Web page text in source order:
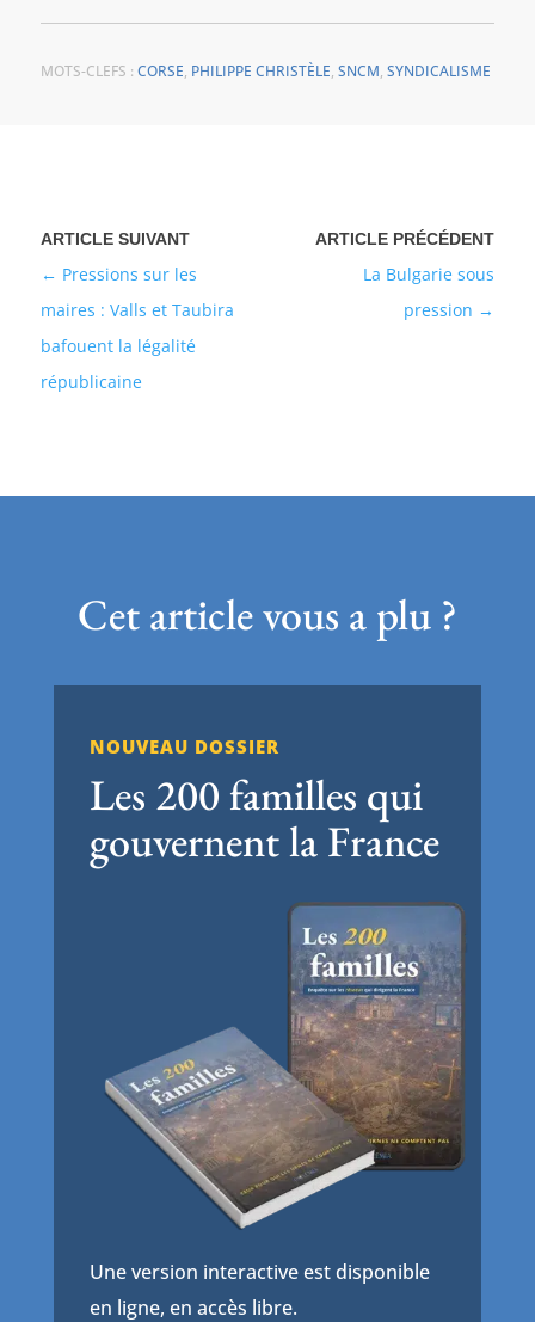
MOTS-CLEFS : CORSE, PHILIPPE CHRISTÈLE, SNCM, SYNDICALISME
La Bulgarie sous
pression
Pressions sur les
maires : Valls et Taubira
bafouent la légalité
républicaine
Cet article vous a plu ?
NOUVEAU DOSSIER
Les 200 familles qui
gouvernent la France
Une version interactive est disponible
en ligne, en accès libre.